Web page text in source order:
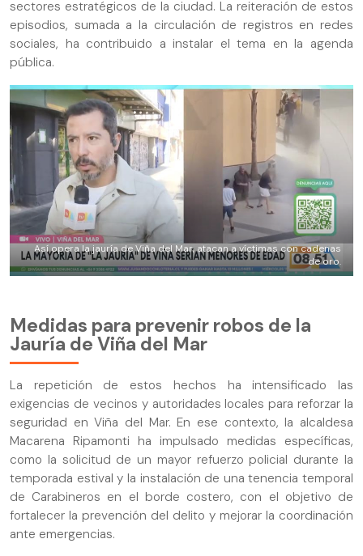
sectores estratégicos de la ciudad. La reiteración de estos
episodios, sumada a la circulación de registros en redes
sociales, ha contribuido a instalar el tema en la agenda
pública.
Así opera la jauría de Viña del Mar, atacan a víctimas con cadenas
de oro.
Medidas para prevenir robos de la
Jauría de Viña del Mar
La repetición de estos hechos ha intensificado las
exigencias de vecinos y autoridades locales para reforzar la
seguridad en Viña del Mar. En ese contexto, la alcaldesa
Macarena Ripamonti ha impulsado medidas específicas,
como la solicitud de un mayor refuerzo policial durante la
temporada estival y la instalación de una tenencia temporal
de Carabineros en el borde costero, con el objetivo de
fortalecer la prevención del delito y mejorar la coordinación
ante emergencias.